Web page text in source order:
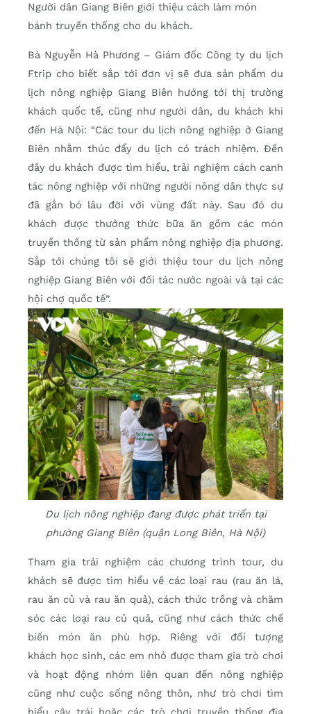
Người dân Giang Biên giới thiệu cách làm món
bánh truyền thống cho du khách.
Bà Nguyễn Hà Phương – Giám đốc Công ty du lịch
Ftrip cho biết sắp tới đơn vị sẽ đưa sản phẩm du
lịch nông nghiệp Giang Biên hướng tới thị trường
khách quốc tế, cũng như người dân, du khách khi
đến Hà Nội: “Các tour du lịch nông nghiệp ở Giang
Biên nhằm thúc đẩy du lịch có trách nhiệm. Đến
đây du khách được tìm hiểu, trải nghiệm cách canh
tác nông nghiệp với những người nông dân thực sự
đã gắn bó lâu đời với vùng đất này. Sau đó du
khách được thưởng thức bữa ăn gồm các món
truyền thống từ sản phẩm nông nghiệp địa phương.
Sắp tới chúng tôi sẽ giới thiệu tour du lịch nông
nghiệp Giang Biên với đối tác nước ngoài và tại các
hội chợ quốc tế”.
Du lịch nông nghiệp đang được phát triển tại
phường Giang Biên (quận Long Biên, Hà Nội)
Tham gia trải nghiệm các chương trình tour, du
khách sẽ được tìm hiểu về các loại rau (rau ăn lá,
rau ăn củ và rau ăn quả), cách thức trồng và chăm
sóc các loại rau củ quả, cũng như cách thức chế
biến món ăn phù hợp. Riêng với đối tượng
khách học sinh, các em nhỏ được tham gia trò chơi
và hoạt động nhóm liên quan đến nông nghiệp
cũng như cuộc sống nông thôn, như trò chơi tìm